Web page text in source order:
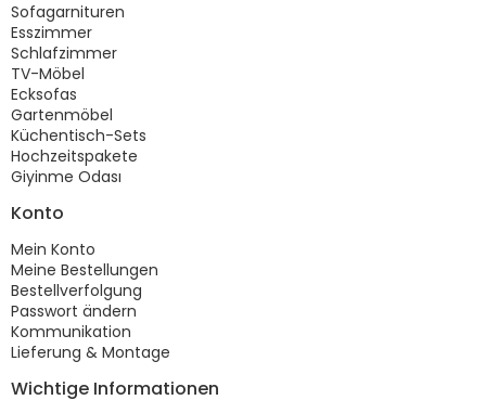
Sofagarnituren
Esszimmer
Schlafzimmer
TV-Möbel
Ecksofas
Gartenmöbel
Küchentisch-Sets
Hochzeitspakete
Giyinme Odası
Konto
Mein Konto
Meine Bestellungen
Bestellverfolgung
Passwort ändern
Kommunikation
Lieferung & Montage
Wichtige Informationen